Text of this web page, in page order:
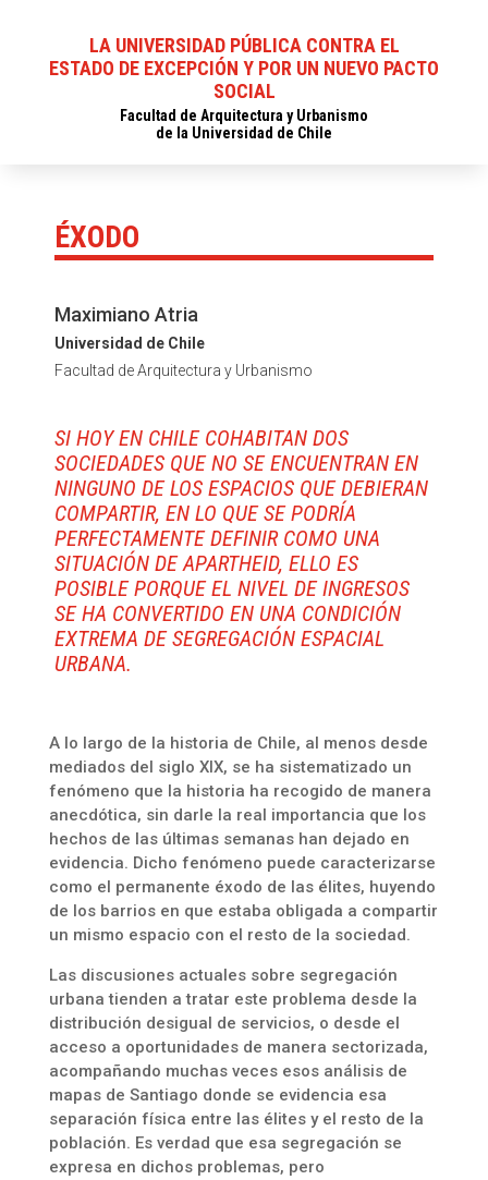
LA UNIVERSIDAD PÚBLICA CONTRA EL
ESTADO DE EXCEPCIÓN Y POR UN NUEVO PACTO
SOCIAL
Facultad de Arquitectura y Urbanismo
de la Universidad de Chile
ÉXODO
Maximiano Atria
Universidad de Chile
Facultad de Arquitectura y Urbanismo
SI HOY EN CHILE COHABITAN DOS
SOCIEDADES QUE NO SE ENCUENTRAN EN
NINGUNO DE LOS ESPACIOS QUE DEBIERAN
COMPARTIR, EN LO QUE SE PODRÍA
PERFECTAMENTE DEFINIR COMO UNA
SITUACIÓN DE APARTHEID, ELLO ES
POSIBLE PORQUE EL NIVEL DE INGRESOS
SE HA CONVERTIDO EN UNA CONDICIÓN
EXTREMA DE SEGREGACIÓN ESPACIAL
URBANA.
A lo largo de la historia de Chile, al menos desde
mediados del siglo XIX, se ha sistematizado un
fenómeno que la historia ha recogido de manera
anecdótica, sin darle la real importancia que los
hechos de las últimas semanas han dejado en
evidencia. Dicho fenómeno puede caracterizarse
como el permanente éxodo de las élites, huyendo
de los barrios en que estaba obligada a compartir
un mismo espacio con el resto de la sociedad.
Las discusiones actuales sobre segregación
urbana tienden a tratar este problema desde la
distribución desigual de servicios, o desde el
acceso a oportunidades de manera sectorizada,
acompañando muchas veces esos análisis de
mapas de Santiago donde se evidencia esa
separación física entre las élites y el resto de la
población. Es verdad que esa segregación se
expresa en dichos problemas, pero